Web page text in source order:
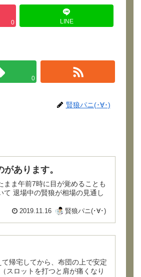
0 LINE
0
賢狼パニ(･∀･)
あります。
退場中の賢狼が相場の見通し
2019.11.16 賢狼パニ(･∀･)
スロットを打つと肩が痛くなり